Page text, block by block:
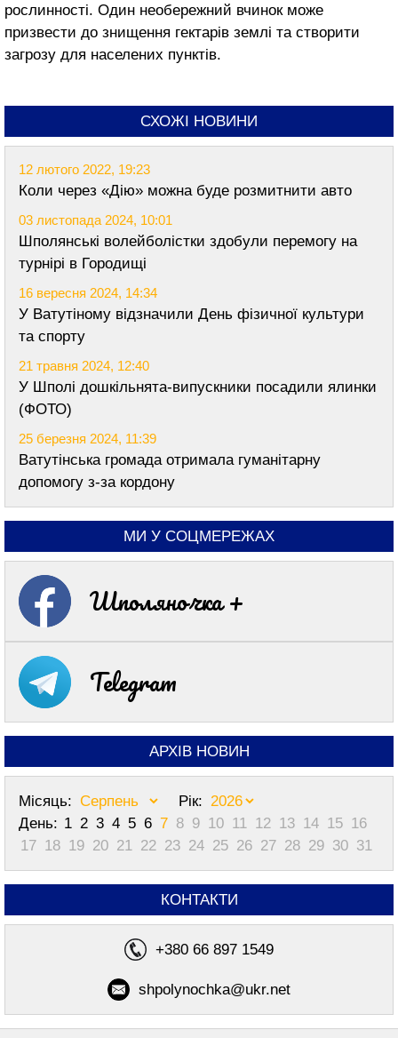
рослинності. Один необережний вчинок може
призвести до знищення гектарів землі та створити
загрозу для населених пунктів.
СХОЖІ НОВИНИ
12 лютого 2022, 19:23
Коли через «Дію» можна буде розмитнити авто
03 листопада 2024, 10:01
Шполянські волейболістки здобули перемогу на
турнірі в Городищі
16 вересня 2024, 14:34
У Ватутіному відзначили День фізичної культури
та спорту
21 травня 2024, 12:40
У Шполі дошкільнята-випускники посадили ялинки
(ФОТО)
25 березня 2024, 11:39
Ватутінська громада отримала гуманітарну
допомогу з-за кордону
МИ У СОЦМЕРЕЖАХ
Шполяночка +
Telegram
АРХІВ НОВИН
Місяць:
Рік:
День: 1 2 3 4 5 6 7 8 9 10 11 12 13 14 15 16
17 18 19 20 21 22 23 24 25 26 27 28 29 30 31
КОНТАКТИ
+380 66 897 1549
shpolynochka@ukr.net